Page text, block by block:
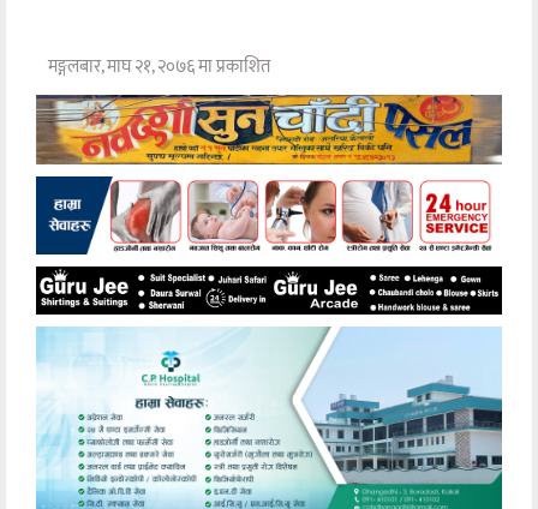
मङ्गलबार, माघ २१, २०७६ मा प्रकाशित